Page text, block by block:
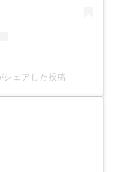
ェアした投稿